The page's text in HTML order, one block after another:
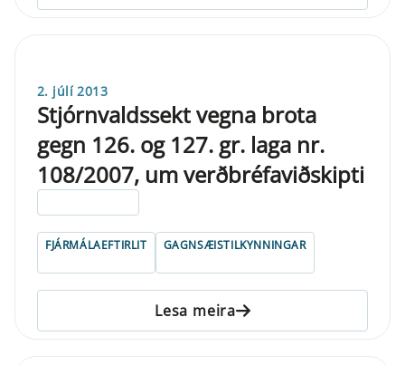
2. júlí 2013
Stjórnvaldssekt vegna brota
gegn 126. og 127. gr. laga nr.
108/2007, um verðbréfaviðskipti
FJÁRMÁLAEFTIRLIT GAGNSÆISTILKYNNINGAR
Lesa meira